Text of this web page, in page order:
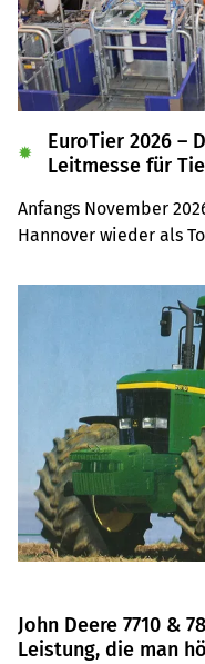
EuroTier 2026 –
Leitmesse für
Anfangs November
Hannover wieder als
Leserreise sind Sie
✹
John Deere 7710 &
Leistung, die man